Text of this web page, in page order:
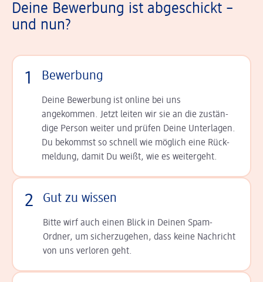
Deine Bewerbung ist abgeschickt –
und nun?
1 Bewerbung
Deine Bewerbung ist online bei uns
angekommen. Jetzt leiten wir sie an die zu­stän­
dige Person weiter und prüfen Deine Unterlagen.
Du bekommst so schnell wie möglich eine Rück­
meldung, damit Du weißt, wie es weitergeht.
2 Gut zu wissen
Bitte wirf auch einen Blick in Deinen Spam-
Ordner, um sicherzugehen, dass keine Nachricht
von uns verloren geht.